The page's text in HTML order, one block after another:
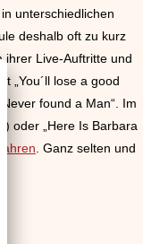
unterschiedlichen
deshalb oft zu kurz
ihrer Live-Auftritte und
„You´ll lose a good
found a Man“. Im
) oder „Here Is Barbara
. Ganz selten und